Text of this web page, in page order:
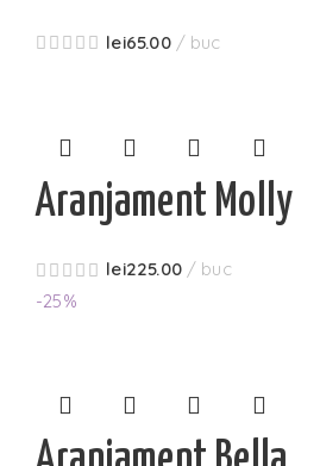
lei65.00 buc
Aranjament Molly
lei225.00
buc
-25%